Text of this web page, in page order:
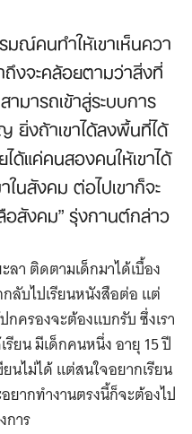
ณ์คนทำให้เขาเห็นควา
งจะคล้อยตามว่าสิ่งที่
ามารถเข้าสู่ระบบการ
งถ้าเขาได้ลงพื้นที่ได้
ด้แค่คนสองคนให้เขาได้
นสังคม ต่อไปเขาก็จะ
อสังคม” รุ่งกานต์กล่าว
า ติดตามเด็กมาได้เบื้อง
ลับไปเรียนหนังสือต่อ แต่
ครองจะต้องแบกรับ ซึ่งเรา
ยน มีเด็กคนหนึ่ง อายุ 15 ปี
นไม่ได้ แต่สนใจอยากเรียน
ยากทำงานตรงนี้ก็จะต้องไป
การ